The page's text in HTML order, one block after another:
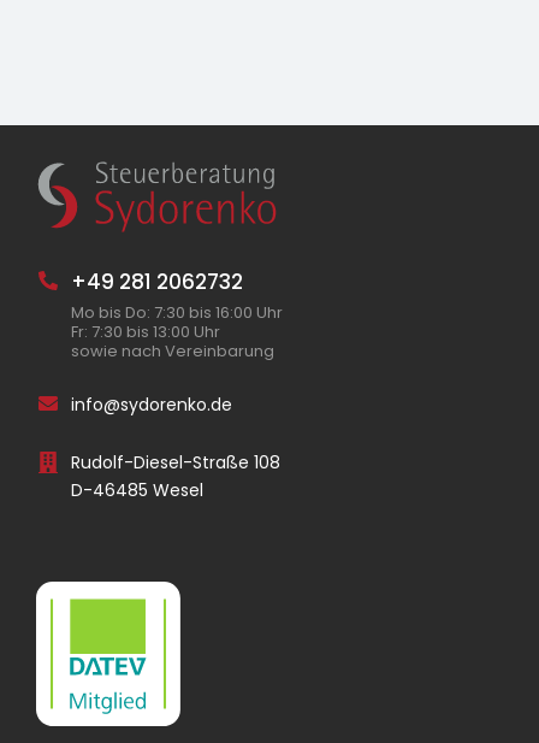
+49 281 2062732
Mo bis Do: 7:30 bis 16:00 Uhr
Fr: 7:30 bis 13:00 Uhr
sowie nach Vereinbarung
info@sydorenko.de
Rudolf-Diesel-Straße 108
D-46485 Wesel